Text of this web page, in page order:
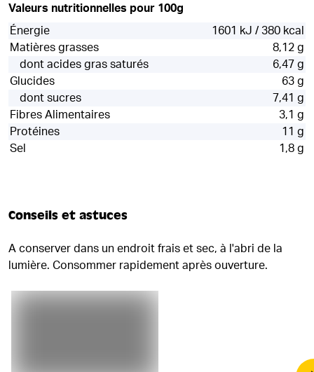
Valeurs nutritionnelles pour 100g
Énergie
1601 kJ / 380 kcal
Matières grasses
8,12 g
dont acides gras saturés
6,47 g
Glucides
63 g
dont sucres
7,41 g
Fibres Alimentaires
3,1 g
Protéines
11 g
Sel
1,8 g
Conseils et astuces
A conserver dans un endroit frais et sec, à l'abri de la
lumière. Consommer rapidement après ouverture.